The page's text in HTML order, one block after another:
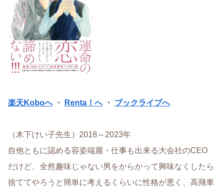
楽天Koboへ・ Renta！へ・ ブックライブへ
（木下けい子先生）2018～2023年
自他ともに認める容姿端麗・仕事も出来る大会社のCEO
だけど、全然趣味じゃない男をからかって興味なくしたら
捨ててやろうと簡単に考えるくらいに性格が悪く、高飛車